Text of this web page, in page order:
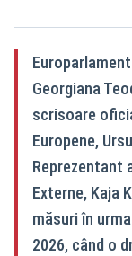
Georgiana
scrisoare
Europene,
Reprezentant
Externe, Kaja
măsuri în
2026, când o